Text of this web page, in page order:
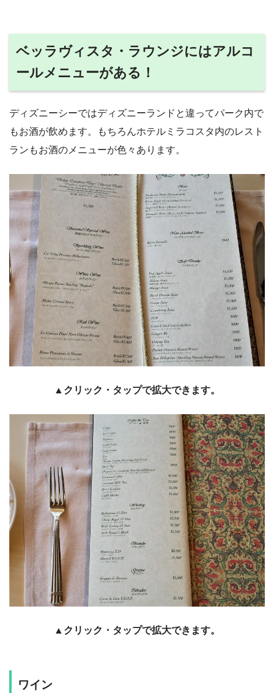
ベッラヴィスタ・ラウンジにはアルコ
ールメニューがある！
ディズニーシーではディズニーランドと違ってパーク内で
もお酒が飲めます。もちろんホテルミラコスタ内のレスト
ランもお酒のメニューが色々あります。
▲クリック・タップで拡大できます。
▲クリック・タップで拡大できます。
ワイン